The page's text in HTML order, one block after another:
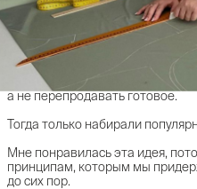
«Всё началось в 2018 году. Мне
а не перепродавать готовое.
Тогда только набирали
Мне понравилась эта идея,
принципам, которым мы
до сих пор.